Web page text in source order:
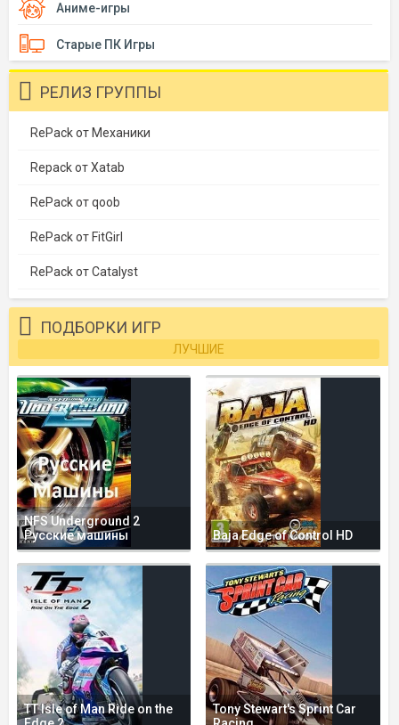
Аниме-игры
Старые ПК Игры
РЕЛИЗ ГРУППЫ
RePack от Механики
Repack от Xatab
RePack от qoob
RePack от FitGirl
RePack от Catalyst
ПОДБОРКИ ИГР
ЛУЧШИЕ
NFS Underground 2
Русские машины
Baja Edge of Control HD
TT Isle of Man Ride on the
Tony Stewart's Sprint Car